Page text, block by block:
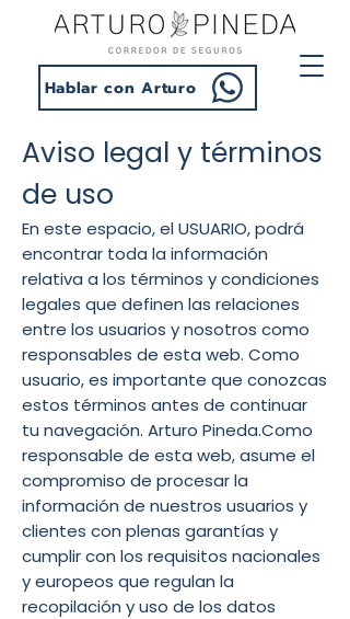
Hablar con Arturo
Aviso legal y términos
de uso
En este espacio, el USUARIO, podrá
encontrar toda la información
relativa a los términos y condiciones
legales que definen las relaciones
entre los usuarios y nosotros como
responsables de esta web. Como
usuario, es importante que conozcas
estos términos antes de continuar
tu navegación. Arturo Pineda.Como
responsable de esta web, asume el
compromiso de procesar la
información de nuestros usuarios y
clientes con plenas garantías y
cumplir con los requisitos nacionales
y europeos que regulan la
recopilación y uso de los datos